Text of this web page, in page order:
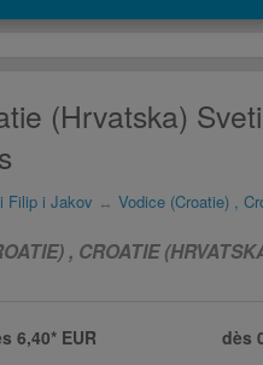
(Hrvatska)
Filip i Jakov ↔ Vodice (Croatie) ,
, CROATIE
6,40* EUR dès